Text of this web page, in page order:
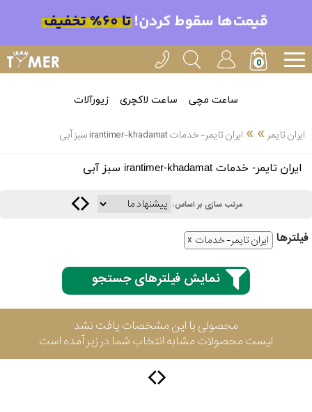
ساعت مچی ساعت لاکچری زیورآلات
ایران تایمر »
» ایران تایمر- خدمات irantimer-khadamat سبز آبی
ایران تایمر- خدمات irantimer-khadamat سبز آبی
مرتب سازی بر اساس:
فیلتر‌ها ایران تایمر- خدمات
نمایش فیلترهای جستجو
محصولی با این مشخصات یافت نشد
لیست محصولات مشابه انتخاب شما در زیر آمده است
انتخاب
بین 3
3
پی
باتری